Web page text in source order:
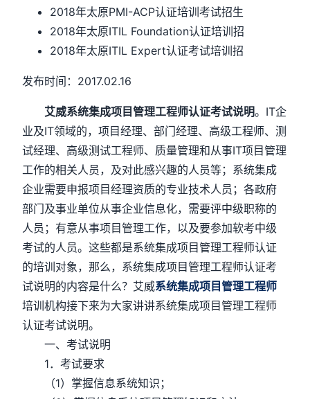
2018年太原PMI-ACP认证培训考试招生
2018年太原ITIL Foundation认证培训招
2018年太原ITIL Expert认证考试培训招
发布时间：2017.02.16
艾威系统集成项目管理工程师认证考试说明。IT企
业及IT领域的，项目经理、部门经理、高级工程师、测
试经理、高级测试工程师、质量管理和从事IT项目管理
工作的相关人员，及对此感兴趣的人员等；系统集成
企业需要申报项目经理资质的专业技术人员；各政府
部门及事业单位从事企业信息化，需要评中级职称的
人员；有意从事项目管理工作，以及要参加软考中级
考试的人员。这些都是系统集成项目管理工程师认证
的培训对象，那么，系统集成项目管理工程师认证考
试说明的内容是什么？艾威系统集成项目管理工程师
培训机构接下来为大家讲讲系统集成项目管理工程师
认证考试说明。
一、考试说明
1．考试要求
（1）掌握信息系统知识；